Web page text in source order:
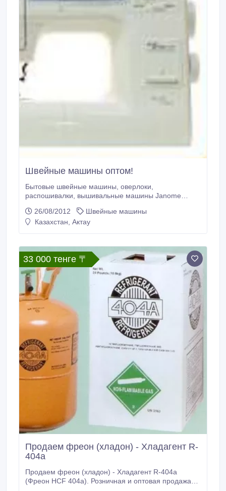
Швейные машины оптом!
Бытовые швейные машины, оверлоки,
распошивалки, вышивальные машины Janome
Казахстана. Зап.части и дополнительные
принадлежности для бытового и промышленного
ножницы и т.
26/08/2012
Швейные машины
Казахстан, Актау
33 000 тенге 〒
Продаем фреон (хладон) - Хладагент R-
404a
Продаем фреон (хладон) - Хладагент R-404a
(Фреон HCF 404а). Розничная и оптовая продажа